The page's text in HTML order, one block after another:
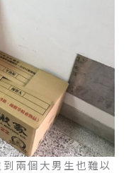
兩個大男生也難以